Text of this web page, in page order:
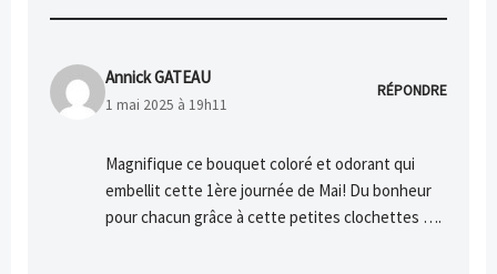
Annick GATEAU
1 mai 2025 à 19h11
RÉPONDRE
Magnifique ce bouquet coloré et odorant qui
embellit cette 1ère journée de Mai! Du bonheur
pour chacun grâce à cette petites clochettes ….